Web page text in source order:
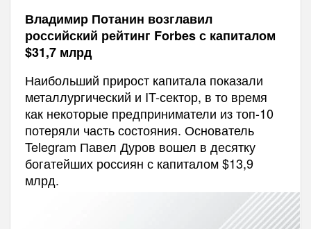
Владимир Потанин возглавил
российский рейтинг Forbes с капиталом
$31,7 млрд
Наибольший прирост капитала показали
металлургический и IT-сектор, в то время
как некоторые предприниматели из топ-10
потеряли часть состояния. Основатель
Telegram Павел Дуров вошел в десятку
богатейших россиян с капиталом $13,9
млрд.